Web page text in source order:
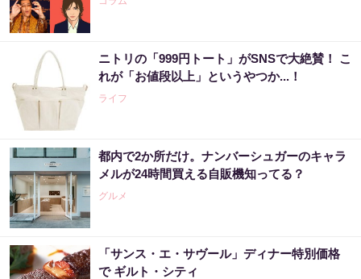
ニトリの「999円トート」がSNSで大絶賛！ こ
れが「お値段以上」というやつか...！
ライフ
都内で2か所だけ。ナンバーシュガーのキャラ
メルが24時間買える自販機知ってる？
グルメ
「サンス・エ・サヴール」ディナー特別価格
で ギルト・シティ